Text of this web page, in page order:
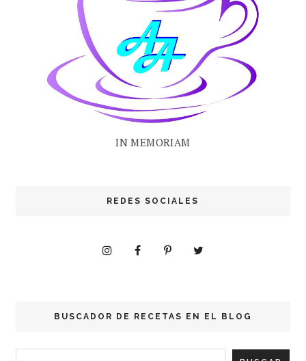
IN MEMORIAM
REDES SOCIALES
BUSCADOR DE RECETAS EN EL BLOG